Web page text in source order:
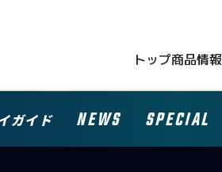
トップ商品情報
ガイド NEWS SPECIAL